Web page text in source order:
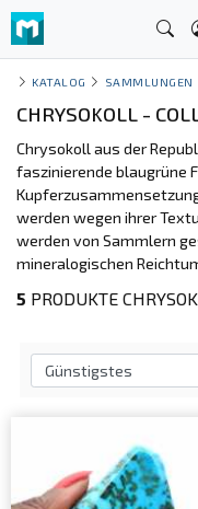
KATALOG SAMMLUNGEN
CHRYSOKOLL -
Chrysokoll aus der
faszinierende blaugrüne
werden wegen ihrer
werden von Sammlern
mineralogischen
5 PRODUKTE